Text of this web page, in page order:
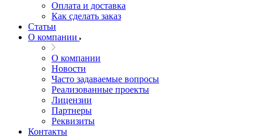
Оплата и доставка
Как сделать заказ
Статьи
О компании
О компании
Новости
Часто задаваемые вопросы
Реализованные проекты
Лицензии
Партнеры
Реквизиты
Контакты